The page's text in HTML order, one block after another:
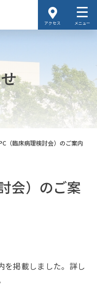
アクセス メニュー
（臨床病理検討会）のご案内
会）のご案
を掲載しました。詳し